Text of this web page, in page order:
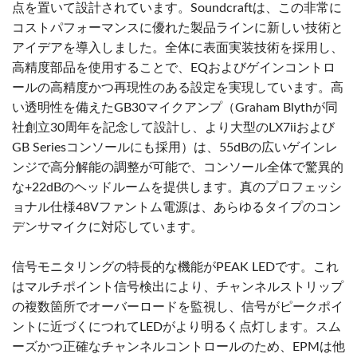
点を置いて設計されています。Soundcraftは、この非常に
コストパフォーマンスに優れた製品ラインに新しい技術と
アイデアを導入しました。全体に表面実装技術を採用し、
高精度部品を使用することで、EQおよびゲインコントロ
ールの高精度かつ再現性のある設定を実現しています。高
い透明性を備えたGB30マイクアンプ（Graham Blythが同
社創立30周年を記念して設計し、より大型のLX7iiおよび
GB Seriesコンソールにも採用）は、55dBの広いゲインレ
ンジで高分解能の調整が可能で、コンソール全体で驚異的
な+22dBのヘッドルームを提供します。真のプロフェッシ
ョナル仕様48Vファントム電源は、あらゆるタイプのコン
デンサマイクに対応しています。
信号モニタリングの特長的な機能がPEAK LEDです。これ
はマルチポイント信号検出により、チャンネルストリップ
の複数箇所でオーバーロードを監視し、信号がピークポイ
ントに近づくにつれてLEDがより明るく点灯します。スム
ーズかつ正確なチャンネルコントロールのため、EPMは他